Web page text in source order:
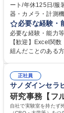
ート/年休125日/服装自由/産休育休
器・カメラ・計測
を行う当社にて、
社にて、ご経験を活かしていた
料作成・納期回答
帳票入力発行・売
休125日/服装自由/
必要な経験・
必要な経験・能力
【歓迎】Excel関数（
組んだことのある方/モノづくり
◎ 【3】産休育休取
能 【4】役員（女
スフリーな環境で
歴・資格 学歴：大
正社員
サノダインセラ
研究事務【フ
自社で実験室を持たず